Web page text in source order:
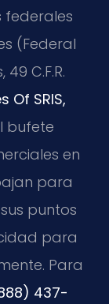
federales
(Federal
C.F.R.
Of SRIS,
bufete
en
para
puntos
para
Para
437-